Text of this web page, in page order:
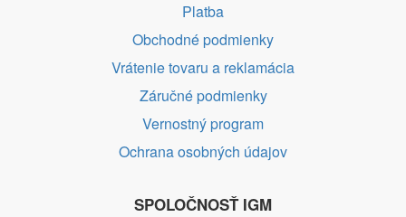
Platba
Obchodné podmienky
Vrátenie tovaru a reklamácia
Záručné podmienky
Vernostný program
Ochrana osobných údajov
SPOLOČNOSŤ IGM